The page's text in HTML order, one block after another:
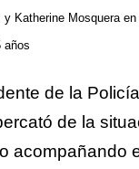
Katherine Mosquera
años
de la
de la
acompañando